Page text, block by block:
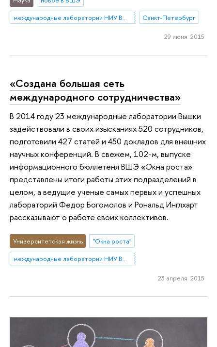
Санкт-Петербург
29 июня 2015
«Создана большая сеть
международного сотрудничества»
В 2014 году 23 международные лаборатории Вышки
задействовали в своих изысканиях 520 сотрудников,
подготовили 427 статей и 450 докладов для внешних
научных конференций. В свежем, 102-м, выпуске
информационного бюллетеня ВШЭ «Окна роста»
представлены итоги работы этих подразделений в
целом, а ведущие ученые самых первых и успешных
лабораторий Федор Богомолов и Рональд Инглхарт
рассказывают о работе своих коллективов.
Университетская жизнь
"Окна роста"
международные лаборатории НИУ ВШЭ
23 апреля 2015